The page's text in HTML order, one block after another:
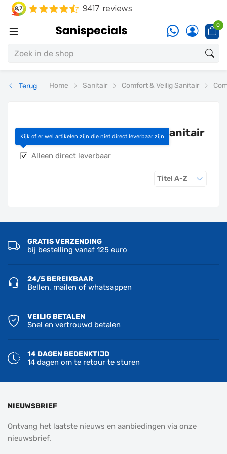
0
Terug Home Sanitair Comfort & Veilig Sanitair
Aan-/afvoerset aangepast sanitair
Kijk of er wel artikelen zijn die niet direct leverbaar zijn
Alleen direct leverbaar
Titel A-ZSorteren op
GRATIS VERZENDING
bij bestelling vanaf 125 euro
24/5 BEREIKBAAR
Bellen, mailen of whatsappen
VEILIG BETALEN
Snel en vertrouwd betalen
14 DAGEN BEDENKTIJD
14 dagen om te retour te sturen
NIEUWSBRIEF
Ontvang het laatste nieuws en aanbiedingen via onze
nieuwsbrief.